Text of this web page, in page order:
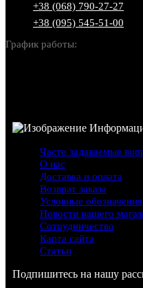
+38 (068) 790-27-27
+38 (095) 545-51-00
График работы:
Часто задаваемые
О нас
Доставка и оплата
Возврат заказа
Условные обозначения
Новости нашего
Сотрудничество
Карта сайта
Статьи
Подпишитесь на нашу